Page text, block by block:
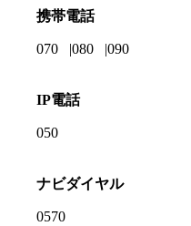
携帯電話
070 080 090
IP電話
050
ナビダイヤル
0570